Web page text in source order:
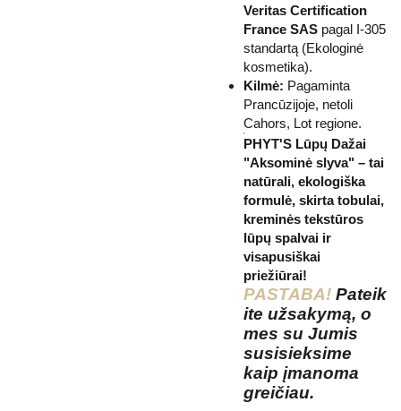
Veritas Certification
France SAS pagal I-305
standartą (Ekologinė
kosmetika).
Kilmė: Pagaminta
Prancūzijoje, netoli
Cahors, Lot regione.
PHYT'S Lūpų Dažai
"Aksominė slyva" – tai
natūrali, ekologiška
formulė, skirta tobulai,
kreminės tekstūros
lūpų spalvai ir
visapusiškai
priežiūrai!
PASTABA! Pateik
ite užsakymą, o
mes su Jumis
susisieksime
kaip įmanoma
greičiau.